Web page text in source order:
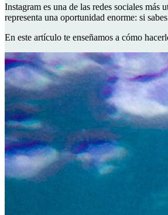
Instagram es una de las redes sociales
representa una oportunidad enorme: si
En este artículo te enseñamos a cómo